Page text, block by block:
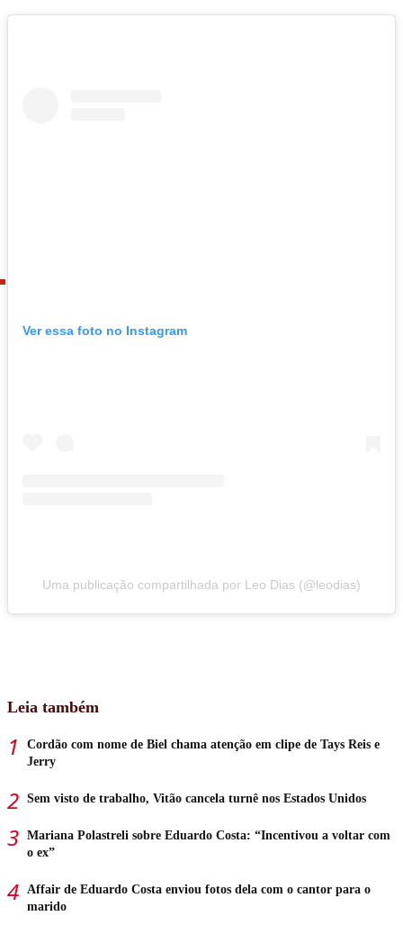
Ver essa foto no Instagram
Uma publicação compartilhada por Leo Dias (@leodias)
Leia também
Cordão com nome de Biel chama atenção em clipe de Tays Reis e
Jerry
Sem visto de trabalho, Vitão cancela turnê nos Estados Unidos
Mariana Polastreli sobre Eduardo Costa: “Incentivou a voltar com
o ex”
Affair de Eduardo Costa enviou fotos dela com o cantor para o
marido